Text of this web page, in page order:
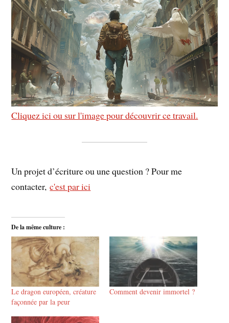
Cliquez ici ou sur l'image pour découvrir ce travail.
Un projet d’écriture ou une question ? Pour me
contacter,c'est par ici
De la même culture :
Le dragon européen, créature
façonnée par la peur
Comment devenir immortel ?